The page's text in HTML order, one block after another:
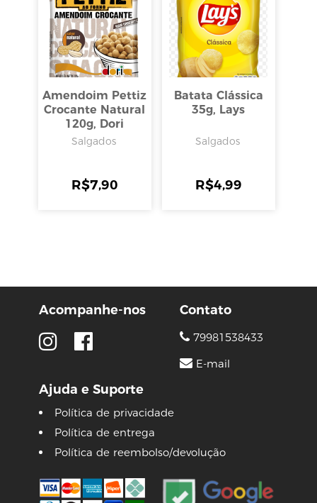
Amendoim Pettiz
Crocante Natural
120g, Dori
Salgados
R$7,90
Batata Clássica
35g, Lays
Salgados
R$4,99
Acompanhe-nos
Ajuda e Suporte
Política de privacidade
Política de entrega
Política de reembolso/devolução
Contato
79981538433
E-mail